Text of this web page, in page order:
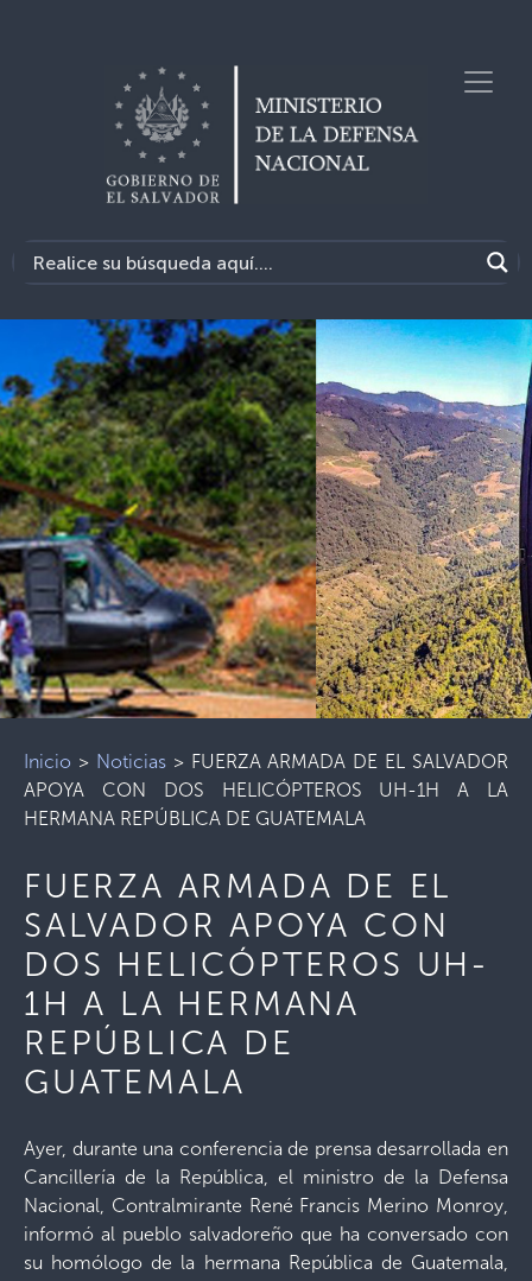
Inicio > Noticias> FUERZA ARMADA DE EL SALVADOR
APOYA CON DOS HELICÓPTEROS UH-1H A LA
HERMANA REPÚBLICA DE GUATEMALA
FUERZA ARMADA DE EL
SALVADOR APOYA CON
DOS HELICÓPTEROS UH-
1H A LA HERMANA
REPÚBLICA DE
GUATEMALA
Ayer, durante una conferencia de prensa desarrollada en
Cancillería de la República, el ministro de la Defensa
Nacional, Contralmirante René Francis Merino Monroy,
informó al pueblo salvadoreño que ha conversado con
su homólogo de la hermana República de Guatemala,